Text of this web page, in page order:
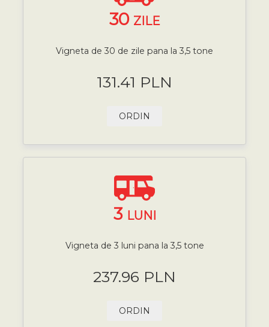
30 ZILE
Vigneta de 30 de zile pana la 3,5 tone
131.41 PLN
ORDIN
3 LUNI
Vigneta de 3 luni pana la 3,5 tone
237.96 PLN
ORDIN